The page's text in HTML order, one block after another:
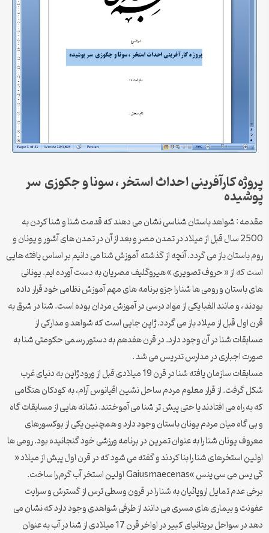
پروژه کارآفرینی احداث استخر ، سونا و جکوزی سر
پوشیده
مقدمه : شواهد باستان شناسی نشان می دهند که قدمت شنا و شنا کردن به
2500 سال قبل از میلاد در تمدن مصر و بعد از آن در تمدن های آشور و یونان و
روم باستان باز می گردد. آنچه از گذشته آموزش شنا می دانیم بر اساس یافته هایی
است که از « حروف تصویری » هیروگلیف مصریان به دست آورده ایم. یونانی
های باستان و رومی ها شنا را جزو برنامه های مهم آموزش نظامی خود قرار داده
بودند ، و مانند الفبا یکی از مواد درسی در آموزش مردان بوده است. شنا در شرق به
قرن اول قبل از میلاد باز می گردد. ژاپن جایی است که شواهد و مدارکی از
مسابقات شنا در آن وجود دارد. در قرن هفدهم به دستور رسمی حکومتی شنا به
صورت اجباری در مدارس تدریس می شد .
مسابقات سازمان یافته شنا در قرن 19 میلادی قبل از ورود ژاپن به دنیای غرب
شکل گرفت. از قرار معلوم مردم ساحل نشین اقیانوس آرام، به کودکان هنگامی
که به راه می افتادند یا حتی پیش تر شنا می آموختند. نشانه هایی از مسابقات گاه
و بی گاه میان مردم یونان باستان وجود دارد و همچنین یکی از بوکسورهای
معروف یونان شنا را به عنوان تمرین در برنامه ورزشی خود گنجانیده بود. رومی ها
اولین استخرهای شنا را بنا کردند و گفته می شود که در قرن اول پیش از میلاد «
گی یس می سی ینس »Gaiusmaecenas اولین استخر آب گرم را ساخت.
برخی عدم تمایل اروپائیان به شنا را در قرون وسطی ترس از گسترش و سرایت
عفونت و بیماری های مسری می دانند از طرفی شواهدی وجود دارد که نشان می
دهد در سواحل بریتانیای کبیر در اواخر قرن 17 میلادی از شنا در آب به عنوان